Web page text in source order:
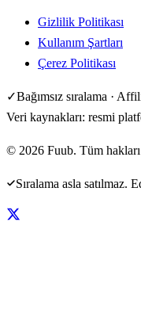
Gizlilik Politikası
Kullanım Şartları
Çerez Politikası
✓Bağımsız sıralama ·
Veri kaynakları: resmi
© 2026 Fuub. Tüm hakları
Sıralama asla satılmaz.